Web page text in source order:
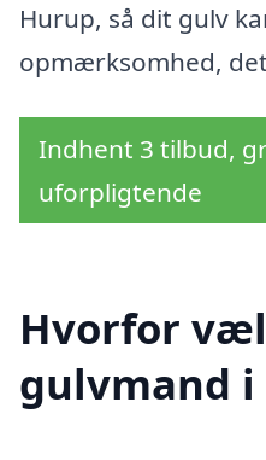
Hurup, så dit gulv
opmærksomhed,
Indhent 3 tilbud,
uforpligtende
Hvorfor
gulvmand i